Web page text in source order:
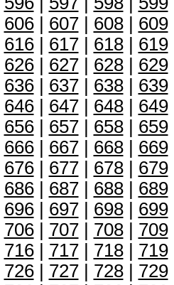
606| 607| 608| 609|
616| 617| 618| 619|
626| 627| 628| 629|
636| 637| 638| 639|
646| 647| 648| 649|
656| 657| 658| 659|
666| 667| 668| 669|
676| 677| 678| 679|
686| 687| 688| 689|
696| 697| 698| 699|
706| 707| 708| 709|
716| 717| 718| 719|
726| 727| 728| 729|